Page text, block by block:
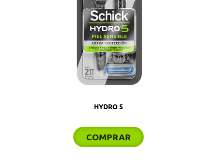
HYDRO 5
COMPRAR